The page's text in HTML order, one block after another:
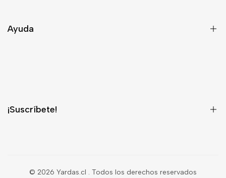
Ayuda
¡Suscríbete!
© 2026 Yardas.cl . Todos los derechos reservados